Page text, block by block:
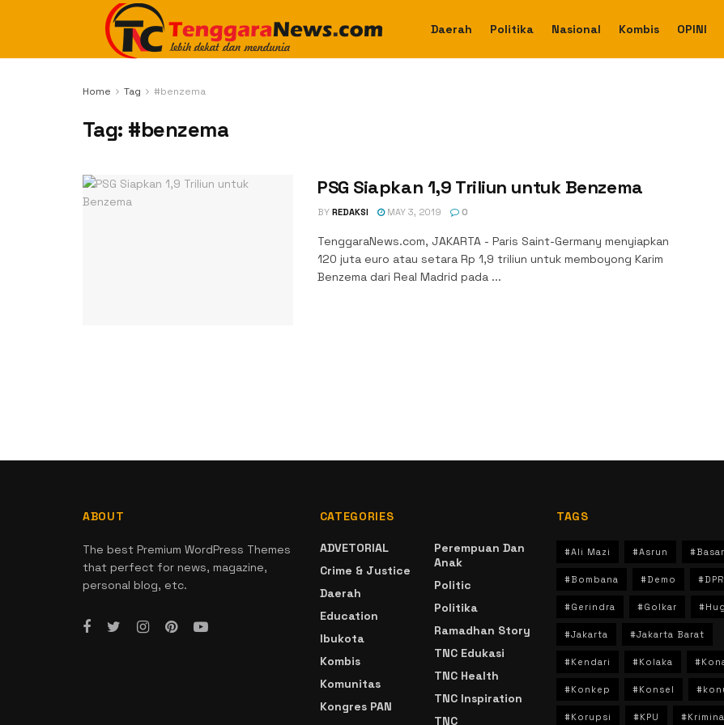
Daerah Politika Nasional Kombis OPINI
Home Tag #benzema
Tag: #benzema
PSG Siapkan 1,9 Triliun untuk Benzema
BY REDAKSI MAY 3, 2019 0
TenggaraNews.com, JAKARTA - Paris Saint-Germany menyiapkan
120 juta euro atau setara Rp 1,9 triliun untuk memboyong Karim
Benzema dari Real Madrid pada ...
ABOUT
The best Premium WordPress Themes
that perfect for news, magazine,
personal blog, etc.
CATEGORIES
ADVETORIAL
Crime & Justice
Daerah
Education
Ibukota
Kombis
Komunitas
Kongres PAN
Perempuan Dan
Anak
Politic
Politika
Ramadhan Story
TNC Edukasi
TNC Health
TNC Inspiration
TNC
TAGS
#Ali Mazi #Asrun
#Bombana #Demo
#Gerindra #Golkar
#Jakarta #Jakarta Barat
#Kendari #Kolaka
#Konkep #Konsel
#Korupsi #KPU